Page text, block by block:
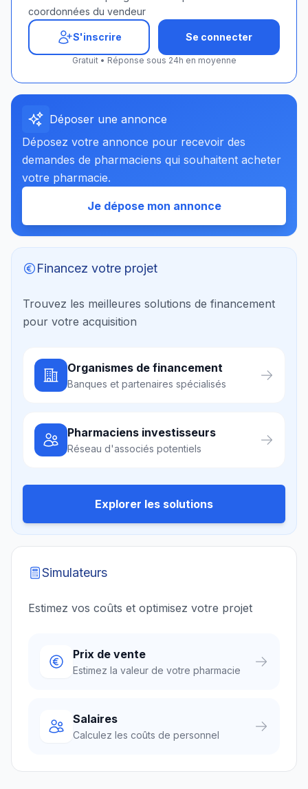
coordonnées du vendeur
S'inscrire Se connecter
Gratuit • Réponse sous 24h en moyenne
Déposer une annonce
Déposez votre annonce pour recevoir des
demandes de pharmaciens qui souhaitent acheter
votre pharmacie.
Je dépose mon annonce
Financez votre projet
Trouvez les meilleures solutions de financement
pour votre acquisition
Organismes de financement
Banques et partenaires spécialisés
Pharmaciens investisseurs
Réseau d'associés potentiels
Explorer les solutions
Simulateurs
Estimez vos coûts et optimisez votre projet
Prix de vente
Estimez la valeur de votre pharmacie
Salaires
Calculez les coûts de personnel